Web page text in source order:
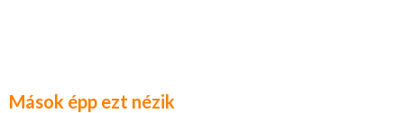
Mások épp ezt nézik